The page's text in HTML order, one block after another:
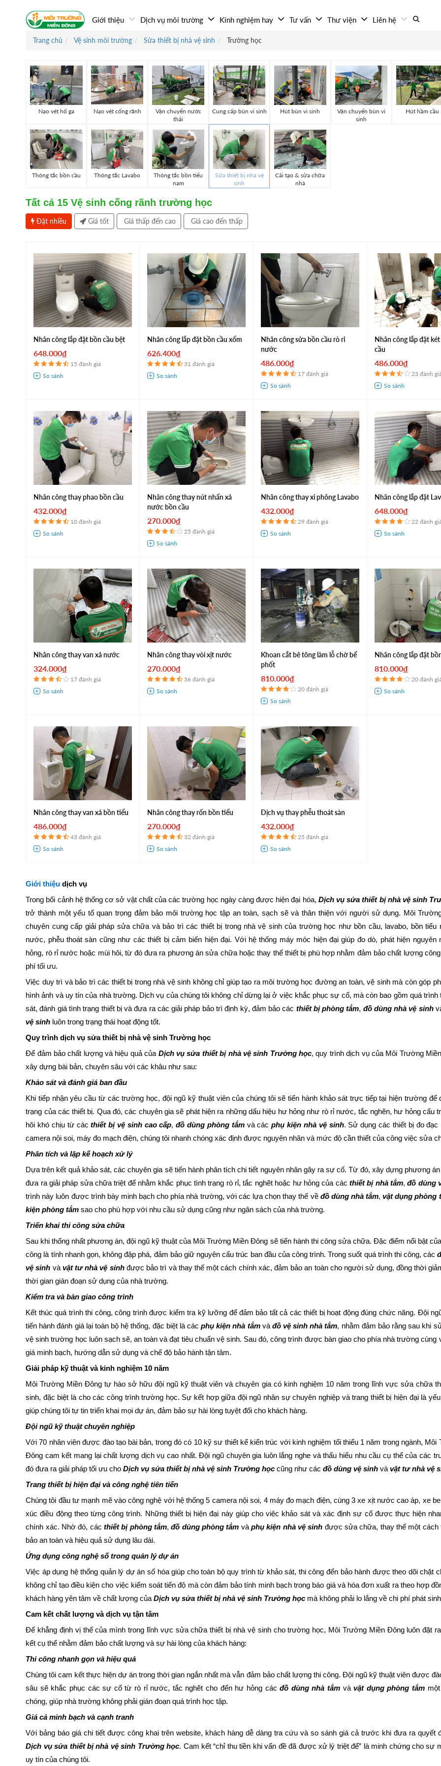
Giới thiệu Dịch vụ môi trường Kinh nghiệm hay Tư vấn Thư viện Liên hệ
Trang chủ Vệ sinh môi trường Sửa thiết bị nhà vệ sinh Trường học
Nạo vét hố ga Nạo vét cống rãnh
Vận chuyển nước
thải
Cung cấp bùn vi sinh Hút bùn vi sinh
Vận chuyển bùn vi
sinh
Hút hầm cầu
Thông tắc bồn cầu Thông tắc Lavabo
Thông tắc bồn tiểu
nam
Sửa thiết bị nhà vệ
sinh
Cải tạo & sửa chữa
nhà
Tất cả 15 Vệ sinh cống rãnh trường học
Đặt nhiều Giá tốt Giá thấp đến cao Giá cao đến thấp
Nhân công lắp đặt bồn cầu bệt
648.000₫
15 đánh giá
Nhân công lắp đặt bồn cầu xổm
626.400₫
31 đánh giá
Nhân công sửa bồn cầu rò rỉ
nước
486.000₫
17 đánh giá
Nhân công lắp đặt
cầu
486.000₫
23 đánh
Nhân công thay phao bồn cầu
432.000₫
10 đánh giá
Nhân công thay nút nhấn xả
nước bồn cầu
270.000₫
25 đánh giá
Nhân công thay xi phông Lavabo
432.000₫
29 đánh giá
Nhân công lắp đặt
648.000₫
22 đánh
Nhân công thay van xả nước
324.000₫
17 đánh giá
Nhân công thay vòi xịt nước
270.000₫
36 đánh giá
Khoan cắt bê tông làm lỗ chờ bể
phốt
810.000₫
20 đánh giá
Nhân công lắp đặt
810.000₫
20 đánh
Nhân công thay van xả bồn tiểu
486.000₫
43 đánh giá
Nhân công thay rốn bồn tiểu
270.000₫
32 đánh giá
Dịch vụ thay phễu thoát sàn
432.000₫
25 đánh giá
Giới thiệu dịch vụ
Trong bối cảnh hệ thống cơ sở vật chất của các trường học ngày càng được hiện đại hóa, Dịch vụ sửa thiết bị nhà vệ sinh
trở thành một yếu tố quan trọng đảm bảo môi trường học tập an toàn, sạch sẽ và thân thiện với người sử dụng. Môi
chuyên cung cấp giải pháp sửa chữa và bảo trì các thiết bị trong nhà vệ sinh của trường học như bồn cầu, lavabo, bồn tiểu
nước, phễu thoát sàn cũng như các thiết bị cảm biến hiện đại. Với hệ thống máy móc hiện đại giúp đo dò, phát hiện nguyên
hỏng, rò rỉ nước hoặc mùi hôi, từ đó đưa ra phương án sửa chữa hoặc thay thế thiết bị phù hợp nhằm đảm bảo chất lượng
phí tối ưu.
Việc duy trì và bảo trì các thiết bị trong nhà vệ sinh không chỉ giúp tạo ra môi trường học đường an toàn, vệ sinh mà còn góp
hình ảnh và uy tín của nhà trường. Dịch vụ của chúng tôi không chỉ dừng lại ở việc khắc phục sự cố, mà còn bao gồm quá trình
sát, đánh giá tình trạng thiết bị và đưa ra các giải pháp bảo trì định kỳ, đảm bảo các thiết bị phòng tắm, đồ dùng nhà vệ sinh
vệ sinh luôn trong trạng thái hoạt động tốt.
Quy trình dịch vụ sửa thiết bị nhà vệ sinh Trường học
Để đảm bảo chất lượng và hiệu quả của Dịch vụ sửa thiết bị nhà vệ sinh Trường học, quy trình dịch vụ của Môi Trường
xây dựng bài bản, chuyên sâu với các khâu như sau:
Khảo sát và đánh giá ban đầu
Khi tiếp nhận yêu cầu từ các trường học, đội ngũ kỹ thuật viên của chúng tôi sẽ tiến hành khảo sát trực tiếp tại hiện trường để
trạng của các thiết bị. Qua đó, các chuyên gia sẽ phát hiện ra những dấu hiệu hư hỏng như rò rỉ nước, tắc nghẽn, hư hỏng cấu
hôi khó chịu từ cácthiết bị vệ sinh cao cấp,đồ dùng phòng tắmvà cácphụ kiện nhà vệ sinh. Sử dụng các thiết bị đo đạc
camera nội soi, máy đo mạch điện, chúng tôi nhanh chóng xác định được nguyên nhân và mức độ cần thiết của công việc sửa
Phân tích và lập kế hoạch xử lý
Dựa trên kết quả khảo sát, các chuyên gia sẽ tiến hành phân tích chi tiết nguyên nhân gây ra sự cố. Từ đó, xây dựng phương
đưa ra giải pháp sửa chữa triệt để nhằm khắc phục tình trạng rò rỉ, tắc nghẽt hoặc hư hỏng của các thiết bị nhà tắm,đồ dùng
trình này luôn được trình bày minh bạch cho phía nhà trường, với các lựa chọn thay thế về đồ dùng nhà tắm,vật dụng phòng
kiện phòng tắm sao cho phù hợp với nhu cầu sử dụng cũng như ngân sách của nhà trường.
Triển khai thi công sửa chữa
Sau khi thống nhất phương án, đội ngũ kỹ thuật của Môi Trường Miền Đông sẽ tiến hành thi công sửa chữa. Đặc điểm nổi bật
công là tính nhanh gọn, không đập phá, đảm bảo giữ nguyên cấu trúc ban đầu của công trình. Trong suốt quá trình thi công, các
vệ sinh và vật tư nhà vệ sinhđược bảo trì và thay thế một cách chính xác, đảm bảo an toàn cho người sử dụng, đồng thời
thời gian gián đoạn sử dụng của nhà trường.
Kiểm tra và bàn giao công trình
Kết thúc quá trình thi công, công trình được kiểm tra kỹ lưỡng để đảm bảo tất cả các thiết bị hoạt động đúng chức năng. Đội
tiến hành đánh giá lại toàn bộ hệ thống, đặc biệt là cácphụ kiện nhà tắmvà đồ vệ sinh nhà tắm, nhằm đảm bảo rằng sau khi
vệ sinh trường học luôn sạch sẽ, an toàn và đạt tiêu chuẩn vệ sinh. Sau đó, công trình được bàn giao cho phía nhà trường cùng
giá minh bạch, hướng dẫn sử dụng và chế độ bảo hành tận tâm.
Giải pháp kỹ thuật và kinh nghiệm 10 năm
Môi Trường Miền Đông tự hào sở hữu đội ngũ kỹ thuật viên và chuyên gia có kinh nghiệm 10 năm trong lĩnh vực sửa chữa
sinh, đặc biệt là cho các công trình trường học. Sự kết hợp giữa đội ngũ nhân sự chuyên nghiệp và trang thiết bị hiện đại là
giúp chúng tôi tự tin triển khai mọi dự án, đảm bảo sự hài lòng tuyệt đối cho khách hàng.
Đội ngũ kỹ thuật chuyên nghiệp
Với 70 nhân viên được đào tạo bài bản, trong đó có 10 kỹ sư thiết kế kiến trúc với kinh nghiệm tối thiểu 1 năm trong ngành, Môi
Đông cam kết mang lại chất lượng dịch vụ cao nhất. Đội ngũ chuyên gia luôn lắng nghe và thấu hiểu nhu cầu cụ thể của các
đó đưa ra giải pháp tối ưu choDịch vụ sửa thiết bị nhà vệ sinh Trường học cũng như cácđồ dùng vệ sinh vàvật tư nhà vệ
Trang thiết bị hiện đại và công nghệ tiên tiến
Chúng tôi đầu tư mạnh mẽ vào công nghệ với hệ thống 5 camera nội soi, 4 máy đo mạch điện, cùng 3 xe xịt nước cao áp, xe
xúc điều động theo từng công trình. Những thiết bị hiện đại này giúp cho việc khảo sát và xác định sự cố được thực hiện
chính xác. Nhờ đó, các thiết bị phòng tắm,đồ dùng phòng tắm vàphụ kiện nhà vệ sinh được sửa chữa, thay thế một cách
bảo an toàn và hiệu quả sử dụng lâu dài.
Ứng dụng công nghệ số trong quản lý dự án
Việc áp dụng hệ thống quản lý dự án số hóa giúp cho toàn bộ quy trình từ khảo sát, thi công đến bảo hành được theo dõi chặt
không chỉ tạo điều kiện cho việc kiểm soát tiến độ mà còn đảm bảo tính minh bạch trong báo giá và hóa đơn xuất ra theo hợp
khách hàng yên tâm về chất lượng củaDịch vụ sửa thiết bị nhà vệ sinh Trường học mà không phải lo lắng về chi phí phát
Cam kết chất lượng và dịch vụ tận tâm
Để khẳng định vị thế của mình trong lĩnh vực sửa chữa thiết bị nhà vệ sinh cho trường học, Môi Trường Miền Đông luôn đặt
kết cụ thể nhằm đảm bảo chất lượng và sự hài lòng của khách hàng:
Thi công nhanh gọn và hiệu quả
Chúng tôi cam kết thực hiện dự án trong thời gian ngắn nhất mà vẫn đảm bảo chất lượng thi công. Đội ngũ kỹ thuật viên được
sâu sẽ khắc phục các sự cố từ rò rỉ nước, tắc nghẽt cho đến hư hỏng cácđồ dùng nhà tắmvàvật dụng phòng tắm
chóng, giúp nhà trường không phải gián đoạn quá trình học tập.
Giá cả minh bạch và cạnh tranh
Với bảng báo giá chi tiết được công khai trên website, khách hàng dễ dàng tra cứu và so sánh giá cả trước khi đưa ra quyết
Dịch vụ sửa thiết bị nhà vệ sinh Trường học. Cam kết “chỉ thu tiền khi vấn đề đã được xử lý triệt để” là minh chứng cho sự
uy tín của chúng tôi.